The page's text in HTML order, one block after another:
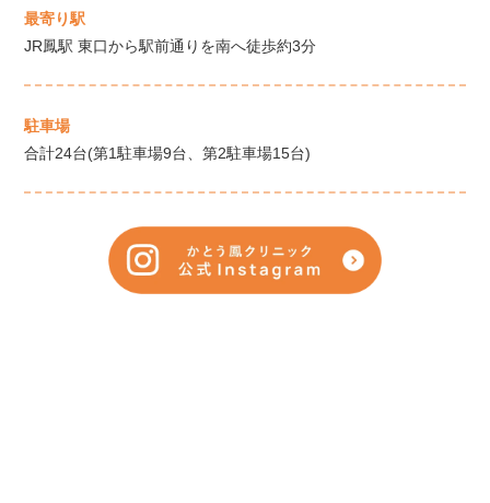
最寄り駅
JR鳳駅 東口から駅前通りを南へ徒歩約3分
駐車場
合計24台(第1駐車場9台、第2駐車場15台)